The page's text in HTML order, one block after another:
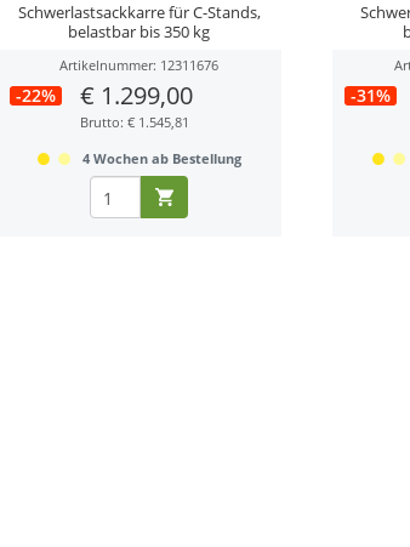
Schwerlastsackkarre für C-Stands,
belastbar bis 350 kg
Artikelnummer: 12311676
-22% € 1.299,00
Brutto: € 1.545,81
4 Wochen ab Bestellung
-31%